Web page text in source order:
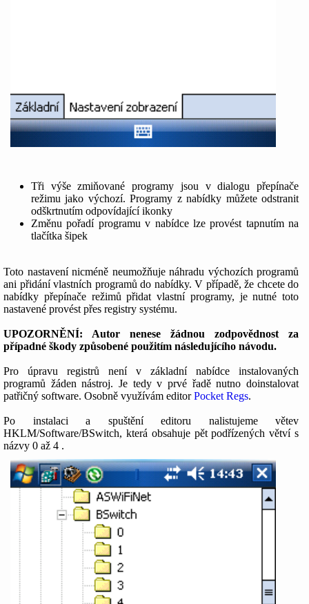
Tři výše zmiňované programy jsou v dialogu přepínače
režimu jako výchozí. Programy z nabídky můžete odstranit
odškrtnutím odpovídající ikonky
Změnu pořadí programu v nabídce lze provést tapnutím na
tlačítka šipek
Toto nastavení nicméně neumožňuje náhradu výchozích programů
ani přidání vlastních programů do nabídky. V případě, že chcete do
nabídky přepínače režimů přidat vlastní programy, je nutné toto
nastavené provést přes registry systému.
UPOZORNĚNÍ: Autor nenese žádnou zodpovědnost za
případné škody způsobené použitím následujícího návodu.
Pro úpravu registrů není v základní nabídce instalovaných
programů žáden nástroj. Je tedy v prvé řadě nutno doinstalovat
patřičný software. Osobně využívám editorPocket Regs.
Po instalaci a spuštění editoru nalistujeme větev
HKLM/Software/BSwitch, která obsahuje pět podřízených větví s
názvy 0 až 4 .